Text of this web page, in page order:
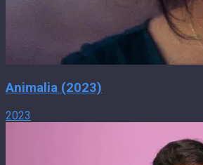
Animalia (2023)
2023